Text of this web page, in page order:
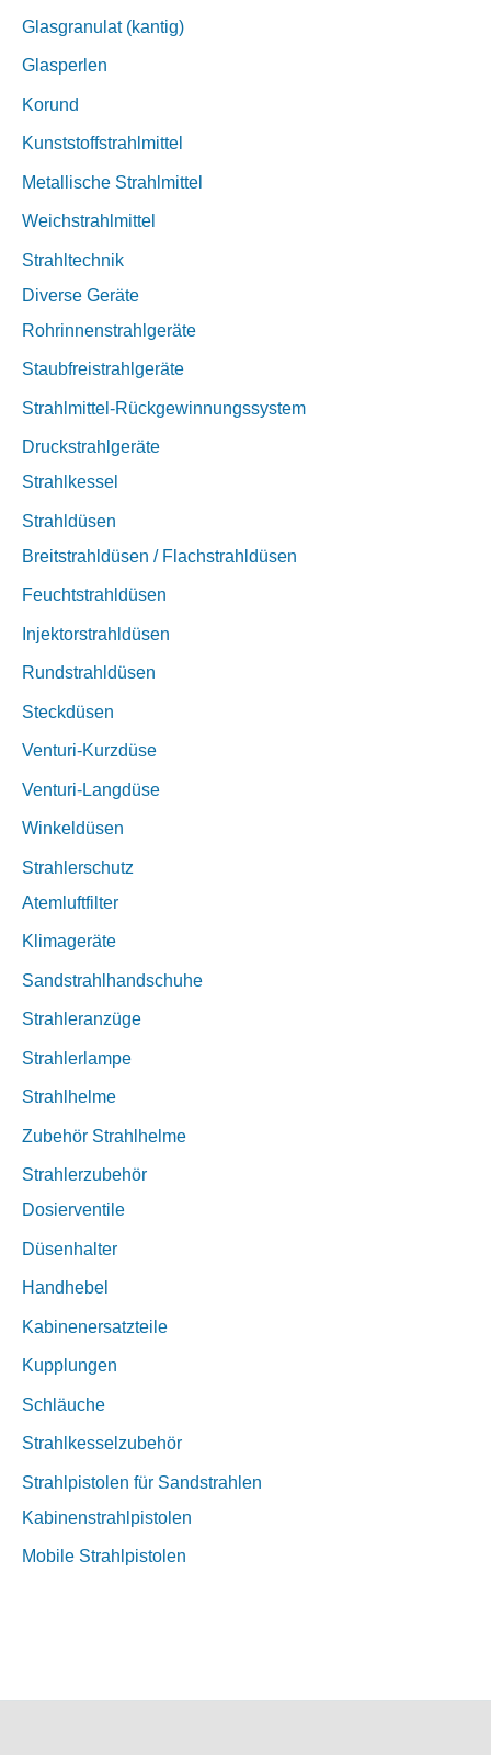
Glasgranulat (kantig)
Glasperlen
Korund
Kunststoffstrahlmittel
Metallische Strahlmittel
Weichstrahlmittel
Strahltechnik
Diverse Geräte
Rohrinnenstrahlgeräte
Staubfreistrahlgeräte
Strahlmittel-Rückgewinnungssystem
Druckstrahlgeräte
Strahlkessel
Strahldüsen
Breitstrahldüsen / Flachstrahldüsen
Feuchtstrahldüsen
Injektorstrahldüsen
Rundstrahldüsen
Steckdüsen
Venturi-Kurzdüse
Venturi-Langdüse
Winkeldüsen
Strahlerschutz
Atemluftfilter
Klimageräte
Sandstrahlhandschuhe
Strahleranzüge
Strahlerlampe
Strahlhelme
Zubehör Strahlhelme
Strahlerzubehör
Dosierventile
Düsenhalter
Handhebel
Kabinenersatzteile
Kupplungen
Schläuche
Strahlkesselzubehör
Strahlpistolen für Sandstrahlen
Kabinenstrahlpistolen
Mobile Strahlpistolen